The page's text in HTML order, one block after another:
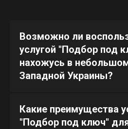
Возможно ли
услугой "Подбор под
нахожусь в
Западной Украины?
Какие преимущества
"Подбор под ключ"